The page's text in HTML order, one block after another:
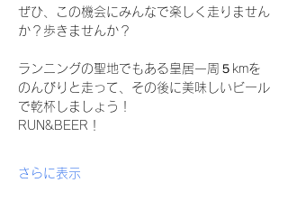
ぜひ、この機会にみんなで楽しく走りません
か？歩きませんか？
ランニングの聖地でもある皇居一周５kmを
のんびりと走って、その後に美味しいビール
で乾杯しましょう！
RUN&BEER！
さらに表示